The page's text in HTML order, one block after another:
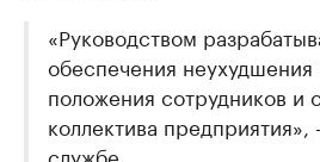
«Руководством
обеспечения неухудшения
положения сотрудников и
коллектива
службе.